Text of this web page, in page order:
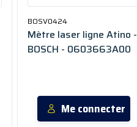
BOSV0424
Mètre laser ligne Atino -
BOSCH - 0603663A00
Me connecter